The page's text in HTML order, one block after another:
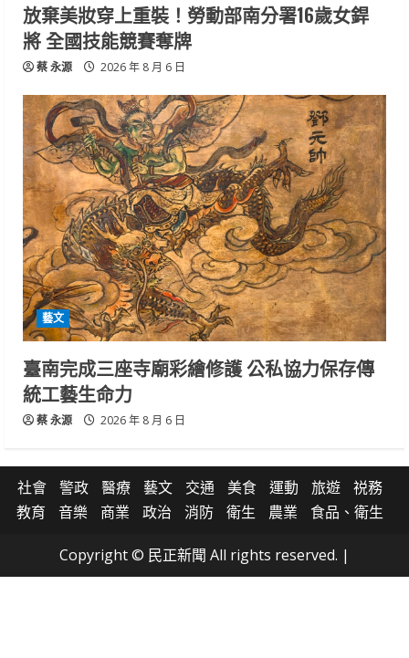
放棄美妝穿上重裝！勞動部南分署16歲女銲
將 全國技能競賽奪牌
蔡 永源 2026 年 8 月 6 日
藝文
臺南完成三座寺廟彩繪修護 公私協力保存傳
統工藝生命力
蔡 永源 2026 年 8 月 6 日
社會 警政 醫療 藝文 交通 美食 運動 旅遊
祱務
教育
音樂 商業 政治 消防 衛生 農業 食品、衛生
Copyright © 民正新聞 All rights reserved. |